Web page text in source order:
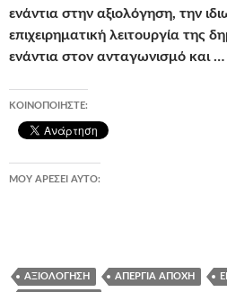
ενάντια στην αξιολόγηση, την
επιχειρηματική λειτουργία της
ενάντια στον ανταγωνισμό και …
ΚΟΙΝΟΠΟΙΉΣΤΕ:
ΜΟΥ ΑΡΈΣΕΙ ΑΥΤΌ:
ΑΞΙΟΛΌΓΗΣΗ ΑΠΕΡΓΊΑ ΑΠΟΧΉ